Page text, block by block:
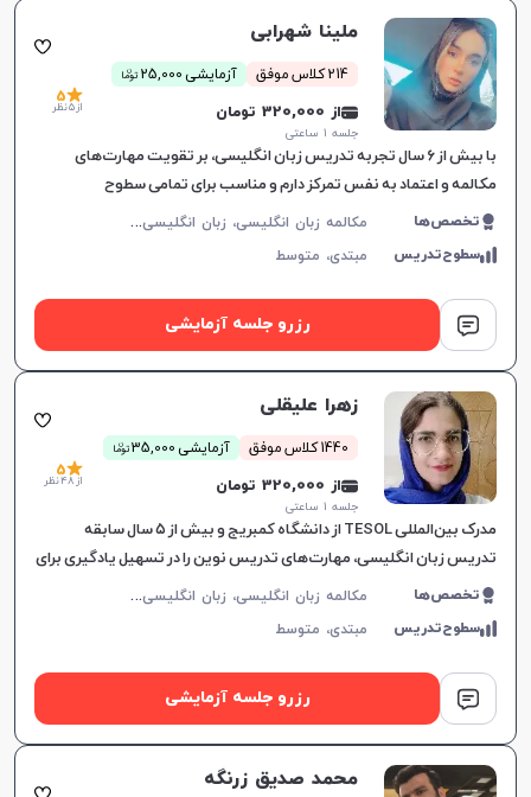
ملینا شهرابی
214 کلاس موفق آزمایشی 25,000 توما
ن
از 320,000 تومان
جلسه ۱ ساعتی
5
از 5 نظر
با بیش از ۶ سال تجربه تدریس زبان انگلیسی، بر تقویت مهارت‌های
مکالمه و اعتماد به نفس تمرکز دارم و مناسب برای تمامی سطوح
زبان‌آموزان هستم.
تخصص‌ها م
کالمه زبان انگلیسی، زبان انگلیسی عمومی، گرامر زبان انگلیسی، زبان انگلیسی آمریکایی، زبان انگلیسی کنکور سراسری، زبان انگلیسی هفتم دبیرستان، زبان انگلیسی هشتم دبیرستان، زبان انگلیسی نهم دبیرستان، زبان انگلیسی دهم دبیرستان، زبان انگلیسی یازدهم دبیرستان، زبان انگلیسی دوازدهم دبیرستان، زبان انگلیسی کودکان
سطوح‌تدریس مبتدی، متوسط
رزرو جلسه آزمایشی
زهرا علیقلی
1440 کلاس موفق آزمایشی 35,000 توما
ن
از 320,000 تومان
جلسه ۱ ساعتی
5
از 48 نظر
مدرک بین‌المللی TESOL از دانشگاه کمبریج و بیش از ۵ سال سابقه
تدریس زبان انگلیسی، مهارت‌های تدریس نوین را در تسهیل یادگیری برای
همه گروه‌های سنی به کار می‌گیرد.
تخصص‌ها م
کالمه زبان انگلیسی، زبان انگلیسی عمومی، گرامر زبان انگلیسی، زبان انگلیسی آمریکایی، زبان انگلیسی هفتم دبیرستان، زبان انگلیسی هشتم دبیرستان، زبان انگلیسی نهم دبیرستان، زبان انگلیسی دهم دبیرستان، زبان انگلیسی یازدهم دبیرستان، زبان انگلیسی دوازدهم دبیرستان
سطوح‌تدریس مبتدی، متوسط
رزرو جلسه آزمایشی
محمد صدیق زرنگه